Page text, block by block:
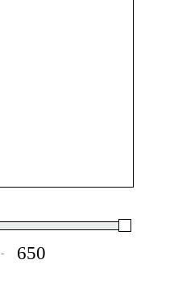
Minimum Price
-
Maximum Price